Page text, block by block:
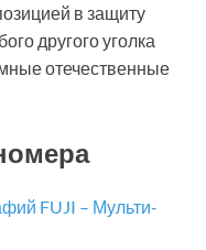
в защиту
другого уголка
отечественные
FUJI – Мульти-